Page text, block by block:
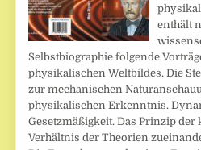
enthält
Selbstbiographie folgende
physikalischen Weltbildes. Die
zur mechanischen
physikalischen Erkenntnis.
Gesetzmäßigkeit. Das Prinzip
Verhältnis der Theorien